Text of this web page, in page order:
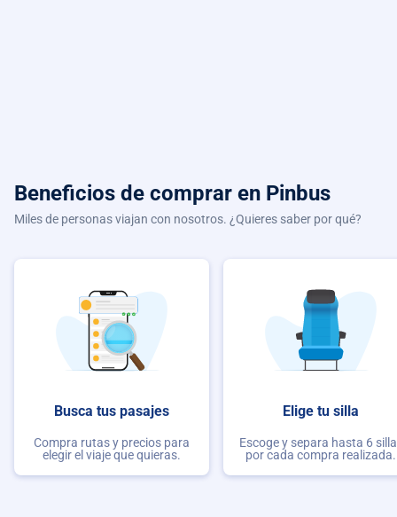
Beneficios de comprar en Pinbus
Miles de personas viajan con nosotros. ¿Quieres saber por qué?
Busca tus pasajes
Compra rutas y precios para
elegir el viaje que quieras.
Elige tu silla
Escoge y separa hasta 6
por cada compra realizada.